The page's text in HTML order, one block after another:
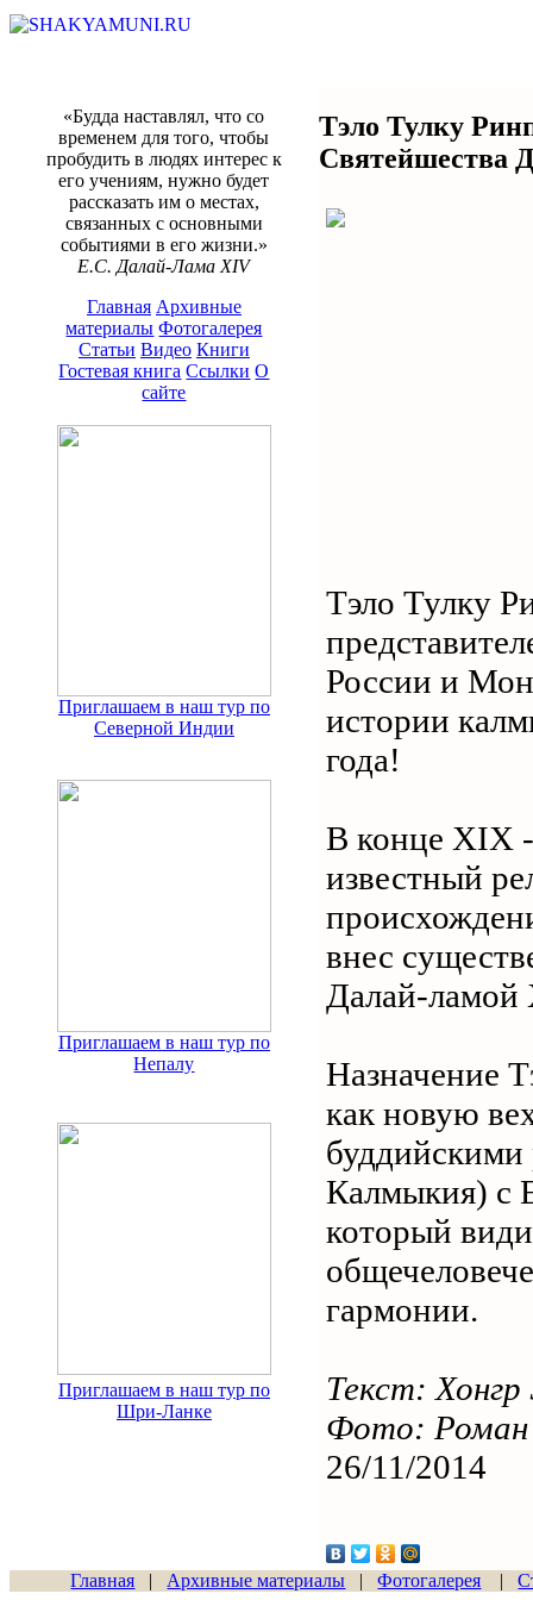
«Будда наставлял, что со
временем для того, чтобы
пробудить в людях интерес к
его учениям, нужно будет
рассказать им о местах,
связанных с основными
событиями в его жизни.»
Е.С. Далай-Лама XIV
Главная Архивные
материалы Фотогалерея
Статьи Видео Книги
Гостевая книга Ссылки О
сайте
Приглашаем в наш тур по
Северной Индии
Приглашаем в наш тур по
Непалу
Приглашаем в наш тур по
Шри-Ланке
Тэло Тулку
Святейшества
Тэло Тулку
России и
истории
года!
В конце XIX -
известный
внес
Далай-ламой
Назначение
как новую
буддийскими
Калмыкия) с
который
гармонии.
Текст: Хонгр
Фото: Роман
26/11/2014
Главная | Архивные материалы |Фотогалерея |